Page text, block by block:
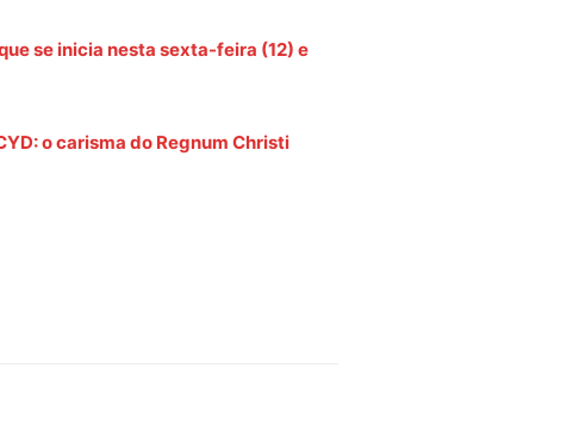
se inicia nesta sexta-feira (12) e
o carisma do Regnum Christi